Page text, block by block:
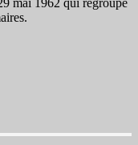
mai 1962 qui regroupe